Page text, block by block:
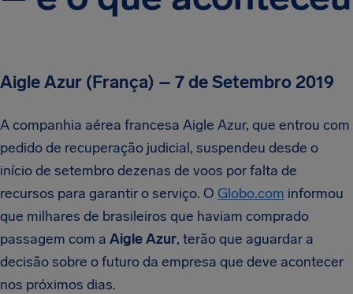
Aigle Azur (França) – 7 de Setembro 2019
A companhia aérea francesa Aigle Azur, que entrou com
pedido de recuperação judicial, suspendeu desde o
início de setembro dezenas de voos por falta de
recursos para garantir o serviço. O Globo.com informou
que milhares de brasileiros que haviam comprado
passagem com a Aigle Azur, terão que aguardar a
decisão sobre o futuro da empresa que deve acontecer
nos próximos dias.